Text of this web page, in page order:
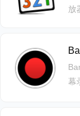
放
幕